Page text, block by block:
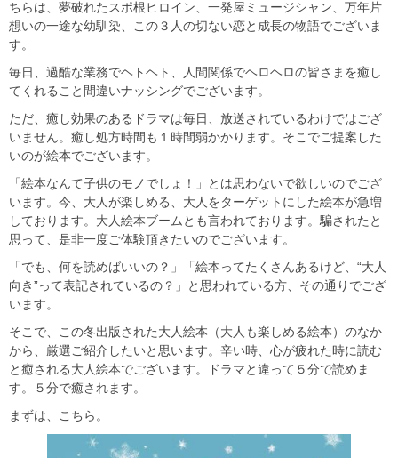
ちらは、夢破れたスポ根ヒロイン、一発屋ミュージシャン、万年片
想いの一途な幼馴染、この３人の切ない恋と成長の物語でございま
す。
毎日、過酷な業務でヘトヘト、人間関係でヘロヘロの皆さまを癒し
てくれること間違いナッシングでございます。
ただ、癒し効果のあるドラマは毎日、放送されているわけではござ
いません。癒し処方時間も１時間弱かかります。そこでご提案した
いのが絵本でございます。
「絵本なんて子供のモノでしょ！」とは思わないで欲しいのでござ
います。今、大人が楽しめる、大人をターゲットにした絵本が急増
しております。大人絵本ブームとも言われております。騙されたと
思って、是非一度ご体験頂きたいのでございます。
「でも、何を読めばいいの？」「絵本ってたくさんあるけど、“大人
向き”って表記されているの？」と思われている方、その通りでござ
います。
そこで、この冬出版された大人絵本（大人も楽しめる絵本）のなか
から、厳選ご紹介したいと思います。辛い時、心が疲れた時に読む
と癒される大人絵本でございます。ドラマと違って５分で読めま
す。５分で癒されます。
まずは、こちら。